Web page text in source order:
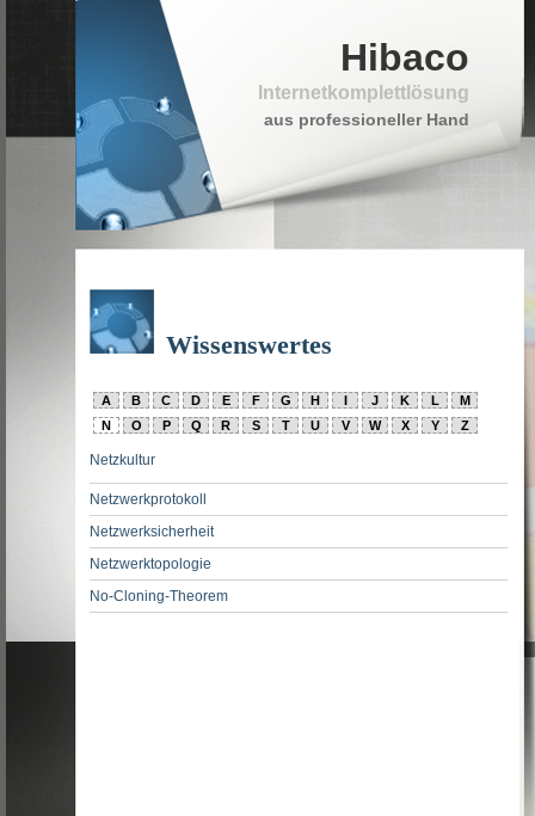
Hibaco
Internetkomplettlösung
aus professioneller Hand
Wissenswertes
A B C D E F G H I J K L
M
N
O P Q R S T U V W X Y Z
Netzkultur
Netzwerkprotokoll
Netzwerksicherheit
Netzwerktopologie
No-Cloning-Theorem